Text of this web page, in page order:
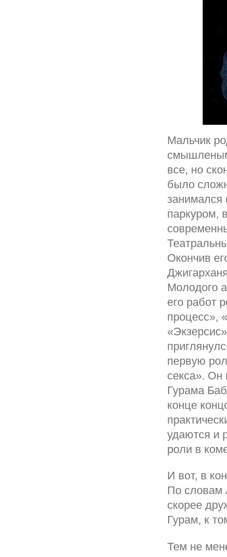
Мальчик
все, но
было
занимался
паркуром,
Окончив
Молодого
его работ
процесс»,
первую
секса». Он
Гурама
конце
удаются и
роли в
И вот, в
По словам
скорее
Гурам, к
Тем не